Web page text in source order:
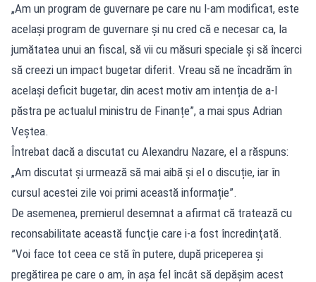
„Am un program de guvernare pe care nu l-am modificat, este
același program de guvernare și nu cred că e necesar ca, la
jumătatea unui an fiscal, să vii cu măsuri speciale și să încerci
să creezi un impact bugetar diferit. Vreau să ne încadrăm în
același deficit bugetar, din acest motiv am intenția de a-l
păstra pe actualul ministru de Finanțe”, a mai spus Adrian
Veștea.
Întrebat dacă a discutat cu Alexandru Nazare, el a răspuns:
„Am discutat și urmează să mai aibă și el o discuție, iar în
cursul acestei zile voi primi această informație”.
De asemenea, premierul desemnat a afirmat că tratează cu
reconsabilitate această funcţie care i-a fost încredinţată.
”Voi face tot ceea ce stă în putere, după priceperea şi
pregătirea pe care o am, în aşa fel încât să depăşim acest